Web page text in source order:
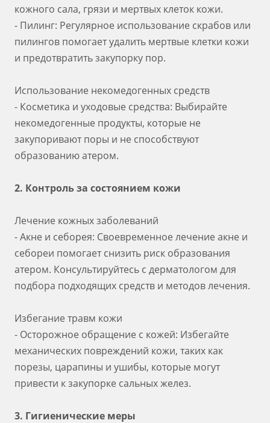
кожного сала, грязи и мертвых клеток кожи.
- Пилинг: Регулярное использование скрабов или
пилингов помогает удалить мертвые клетки кожи
и предотвратить закупорку пор.
Использование некомедогенных средств
- Косметика и уходовые средства: Выбирайте
некомедогенные продукты, которые не
закупоривают поры и не способствуют
образованию атером.
2. Контроль за состоянием кожи
Лечение кожных заболеваний
- Акне и себорея: Своевременное лечение акне и
себореи помогает снизить риск образования
атером. Консультируйтесь с дерматологом для
подбора подходящих средств и методов лечения.
Избегание травм кожи
- Осторожное обращение с кожей: Избегайте
механических повреждений кожи, таких как
порезы, царапины и ушибы, которые могут
привести к закупорке сальных желез.
3. Гигиенические меры